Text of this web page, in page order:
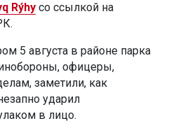
Rýhy со ссылкой на
5 августа в районе парка
офицеры,
заметили, как
ударил
в лицо.